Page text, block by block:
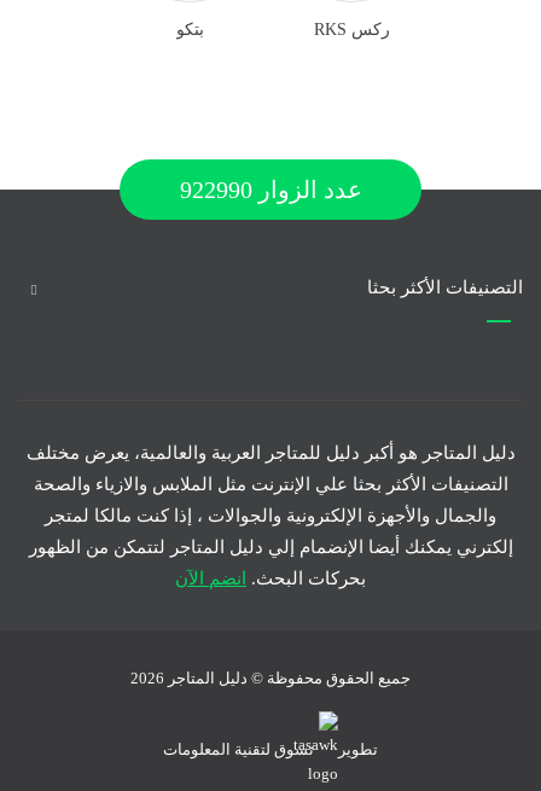
ركس RKS بتكو
عدد الزوار 922990
التصنيفات الأكثر بحثا
دليل المتاجر هو أكبر دليل للمتاجر العربية والعالمية، يعرض مختلف
التصنيفات الأكثر بحثا علي الإنترنت مثل الملابس والازياء والصحة
والجمال والأجهزة الإلكترونية والجوالات ، إذا كنت مالكا لمتجر
إلكترني يمكنك أيضا الإنضمام إلي دليل المتاجر لتتمكن من الظهور
بحركات البحث.
انضم الآن
جميع الحقوق محفوظة © دليل المتاجر 2026
تطوير تسوق لتقنية المعلومات